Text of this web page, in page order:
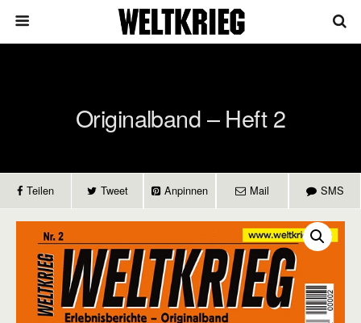
Originalband – Heft 2
Teilen Tweet Anpinnen Mail SMS